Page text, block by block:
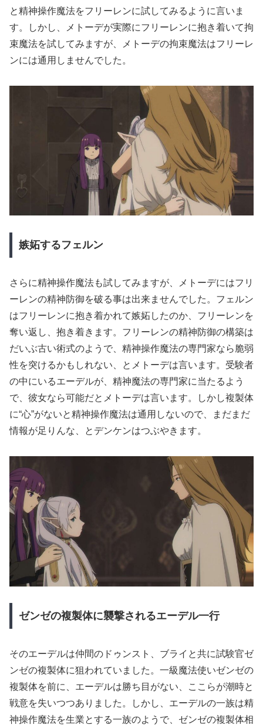
と精神操作魔法をフリーレンに試してみるように言いま
す。しかし、メトーデが実際にフリーレンに抱き着いて拘
束魔法を試してみますが、メトーデの拘束魔法はフリーレ
ンには通用しませんでした。
嫉妬するフェルン
さらに精神操作魔法も試してみますが、メトーデにはフリ
ーレンの精神防御を破る事は出来ませんでした。フェルン
はフリーレンに抱き着かれて嫉妬したのか、フリーレンを
奪い返し、抱き着きます。フリーレンの精神防御の構築は
だいぶ古い術式のようで、精神操作魔法の専門家なら脆弱
性を突けるかもしれない、とメトーデは言います。受験者
の中にいるエーデルが、精神魔法の専門家に当たるよう
で、彼女なら可能だとメトーデは言います。しかし複製体
に“心”がないと精神操作魔法は通用しないので、まだまだ
情報が足りんな、とデンケンはつぶやきます。
ゼンゼの複製体に襲撃されるエーデル一行
そのエーデルは仲間のドゥンスト、ブライと共に試験官ゼ
ンゼの複製体に狙われていました。一級魔法使いゼンゼの
複製体を前に、エーデルは勝ち目がない、ここらが潮時と
戦意を失いつつありました。しかし、エーデルの一族は精
神操作魔法を生業とする一族のようで、ゼンゼの複製体相